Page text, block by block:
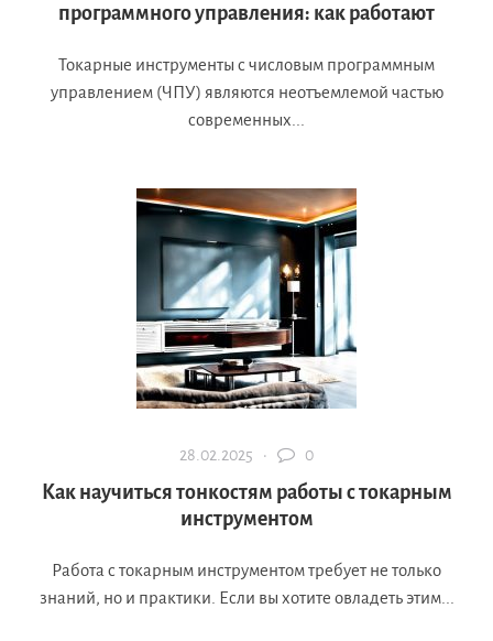
программного управления: как работают
Токарные инструменты с числовым программным
управлением (ЧПУ) являются неотъемлемой частью
современных...
28.02.2025 · 0
Как научиться тонкостям работы с токарным
инструментом
Работа с токарным инструментом требует не только
знаний, но и практики. Если вы хотите овладеть этим...